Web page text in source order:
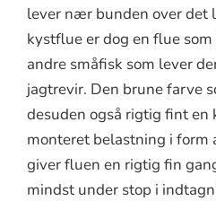
lever nær bunden over det
kystflue er dog en flue
andre småfisk som lever
jagtrevir. Den brune farve
desuden også rigtig fint en
monteret belastning i
giver fluen en rigtig fin
mindst under stop i